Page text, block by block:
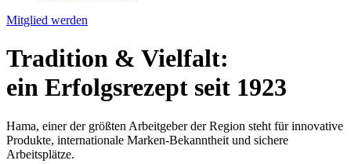
Mitglied werden
Tradition & Vielfalt:
ein Erfolgsrezept seit 1923
Hama, einer der größten Arbeitgeber der Region steht für innovative
Produkte, internationale Marken-Bekanntheit und sichere
Arbeitsplätze.